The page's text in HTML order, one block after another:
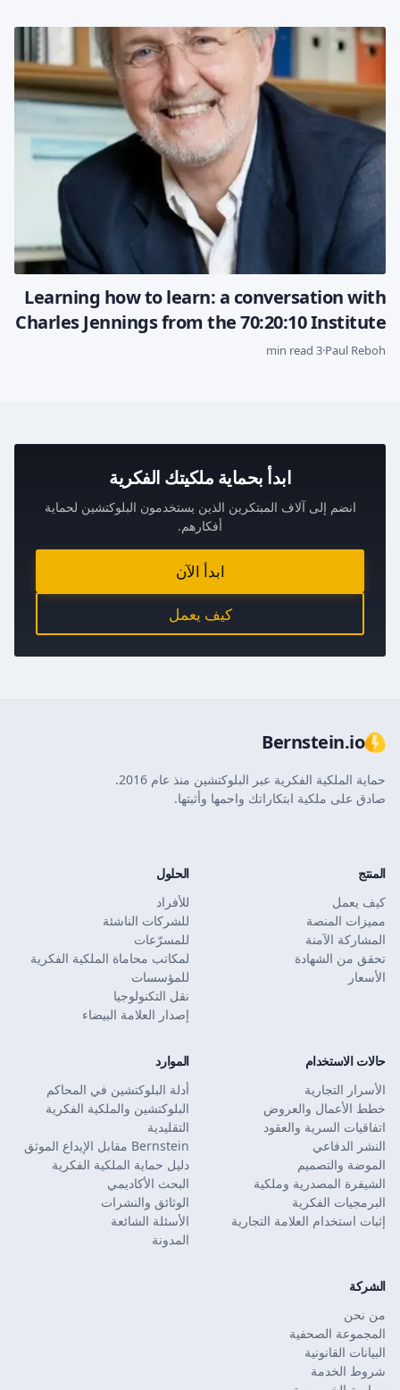
Learning how to learn: a conversation with
Charles Jennings from the 70:20:10 Institute
Paul Reboh
·
3 min read
ابدأ بحماية ملكيتك الفكرية
انضم إلى آلاف المبتكرين الذين يستخدمون البلوكتشين لحماية
أفكارهم.
ابدأ الآن
كيف يعمل
Bernstein.io
حماية الملكية الفكرية عبر البلوكتشين منذ عام 2016.
صادق على ملكية ابتكاراتك واحمها وأثبتها.
المنتج
كيف يعمل
مميزات المنصة
المشاركة الآمنة
تحقق من الشهادة
الأسعار
الحلول
للأفراد
للشركات الناشئة
للمسرّعات
لمكاتب محاماة الملكية الفكرية
للمؤسسات
نقل التكنولوجيا
إصدار العلامة البيضاء
حالات الاستخدام
الأسرار التجارية
خطط الأعمال والعروض
اتفاقيات السرية والعقود
النشر الدفاعي
الموضة والتصميم
الشيفرة المصدرية وملكية
البرمجيات الفكرية
إثبات استخدام العلامة التجارية
الموارد
أدلة البلوكتشين في المحاكم
البلوكتشين والملكية الفكرية
التقليدية
Bernstein مقابل الإيداع الموثق
دليل حماية الملكية الفكرية
البحث الأكاديمي
الوثائق والنشرات
الأسئلة الشائعة
المدونة
الشركة
من نحن
المجموعة الصحفية
البيانات القانونية
شروط الخدمة